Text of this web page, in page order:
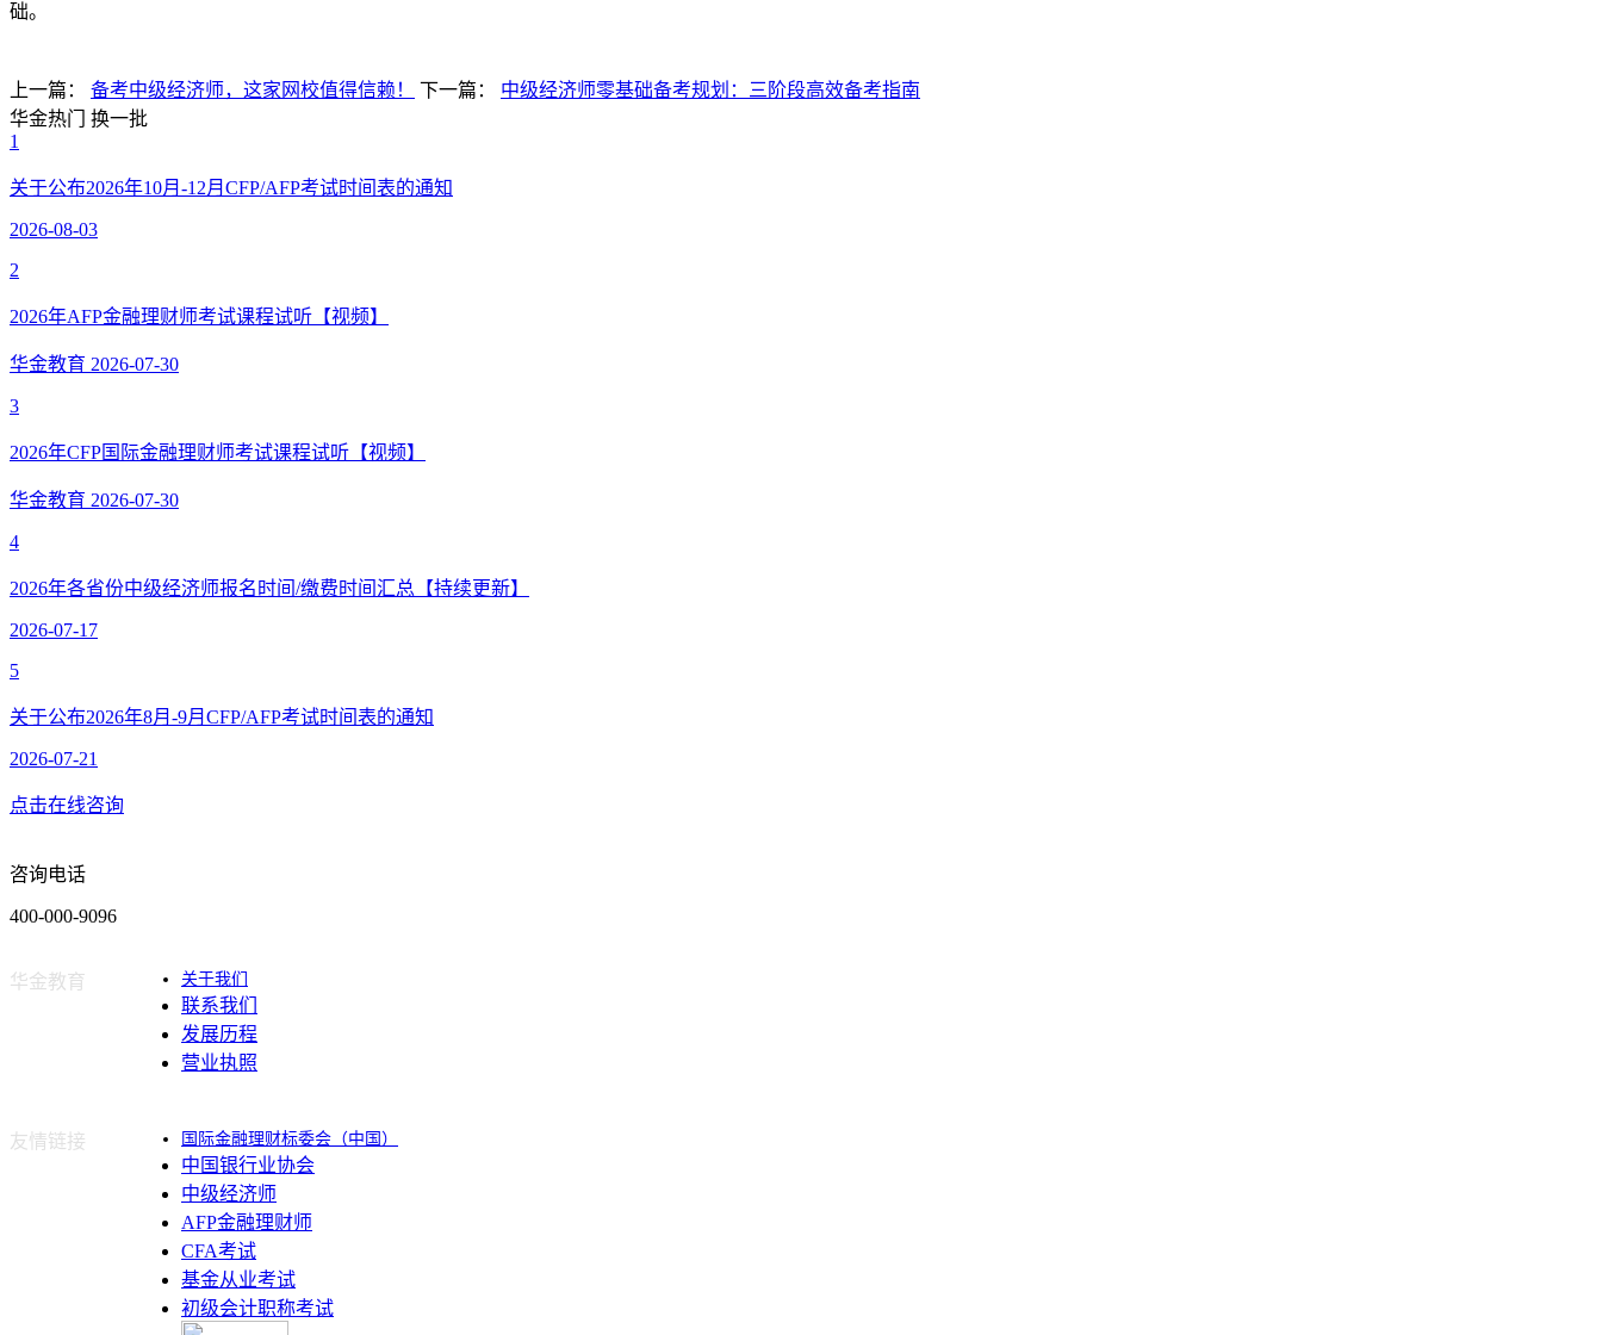
础。
上一篇： 备考中级经济师，这家网校值得信赖！ 下一篇： 中级经济师零基础备考规划：三阶段高效备考指南
华金热门
换一批
1
关于公布2026年10月-12月CFP/AFP考试时间表的通知
2026-08-03
2
2026年AFP金融理财师考试课程试听【视频】
华金教育 2026-07-30
3
2026年CFP国际金融理财师考试课程试听【视频】
华金教育 2026-07-30
4
2026年各省份中级经济师报名时间/缴费时间汇总【持续更新】
2026-07-17
5
关于公布2026年8月-9月CFP/AFP考试时间表的通知
2026-07-21
点击在线咨询
咨询电话
400-000-9096
华金教育 关于我们
联系我们
发展历程
营业执照
友情链接 国际金融理财标委会（中国）
中国银行业协会
中级经济师
AFP金融理财师
CFA考试
基金从业考试
初级会计职称考试